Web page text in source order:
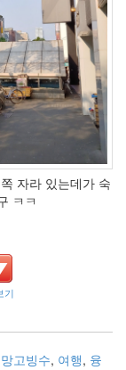
자라 있는데가 숙
ㅋㅋ
기
고빙수, 여행, 융